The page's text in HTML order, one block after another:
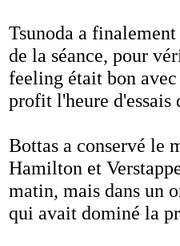
Tsunoda a
de la séance, pour
feeling était bon
profit l'heure d'essais
Bottas a conservé le
Hamilton et
matin, mais dans un
qui avait dominé la